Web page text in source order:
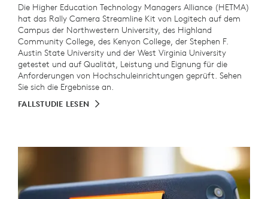
Die Higher Education Technology Managers Alliance (HETMA)
hat das Rally Camera Streamline Kit von Logitech auf dem
Campus der Northwestern University, des Highland
Community College, des Kenyon College, der Stephen F.
Austin State University und der West Virginia University
getestet und auf Qualität, Leistung und Eignung für die
Anforderungen von Hochschuleinrichtungen geprüft. Sehen
Sie sich die Ergebnisse an.
FALLSTUDIE LESEN